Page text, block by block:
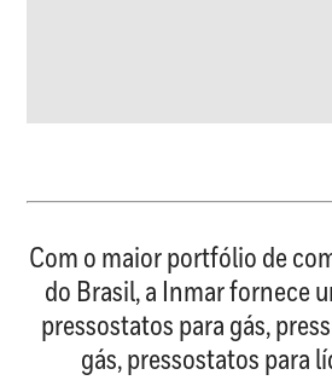
Com o maior portfólio de
do Brasil, a Inmar fornece
pressostatos para gás,
gás, pressostatos para